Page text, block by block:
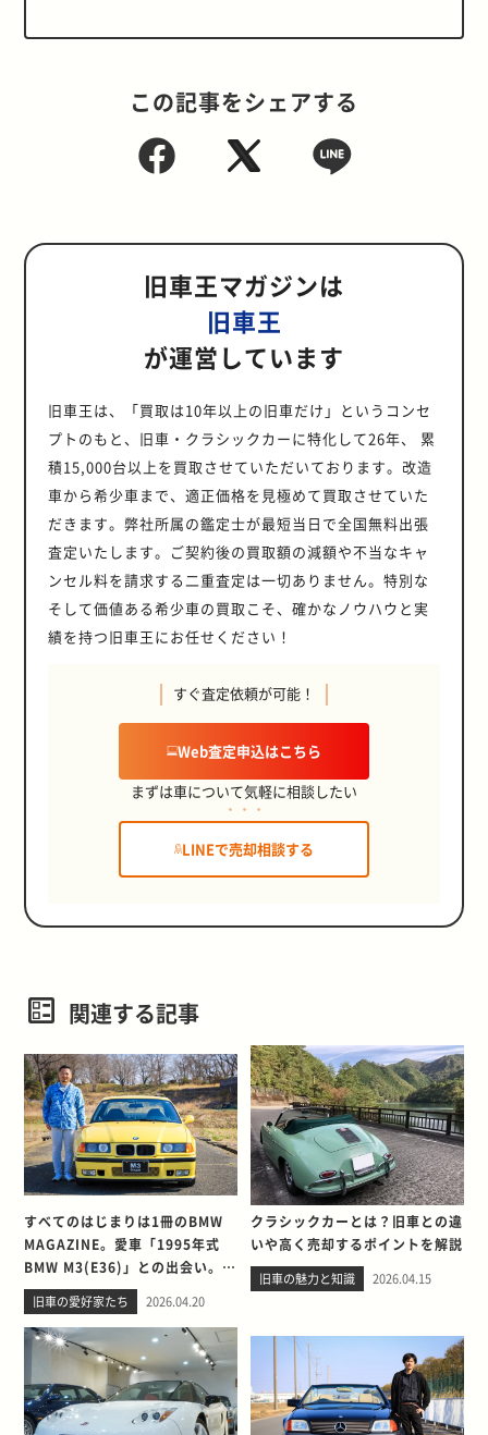
この記事をシェアする
旧車王マガジンは
旧車王
が運営しています
旧車王は、「買取は10年以上の旧車だけ」というコンセ
プトのもと、旧車・クラシックカーに特化して26年、 累
積15,000台以上を買取させていただいております。改造
車から希少車まで、適正価格を見極めて買取させていた
だきます。弊社所属の鑑定士が最短当日で全国無料出張
査定いたします。ご契約後の買取額の減額や不当なキャ
ンセル料を請求する二重査定は一切ありません。特別な
そして価値ある希少車の買取こそ、確かなノウハウと実
績を持つ旧車王にお任せください！
すぐ査定依頼が可能！
Web査定申込はこちら
まずは車について気軽に相談したい
LINEで売却相談する
関連する記事
すべてのはじまりは1冊のBMW
MAGAZINE。愛車「1995年式
BMW M3(E36)」との出会い。そ
して別れを考える
旧車の愛好家たち 2026.04.20
クラシックカーとは？旧車との違
いや高く売却するポイントを解説
旧車の魅力と知識 2026.04.15